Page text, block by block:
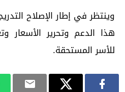
وينتظر في إطار الإصلاح
هذا الدعم وتحرير
للأسر المستحقة.